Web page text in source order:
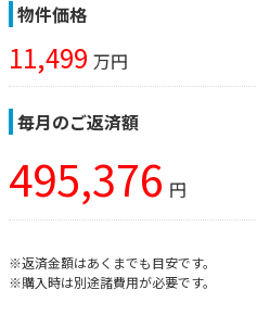
物件価格
11,499 万円
毎月のご返済額
495,376 円
※返済金額はあくまでも目安です。
※購入時は別途諸費用が必要です。